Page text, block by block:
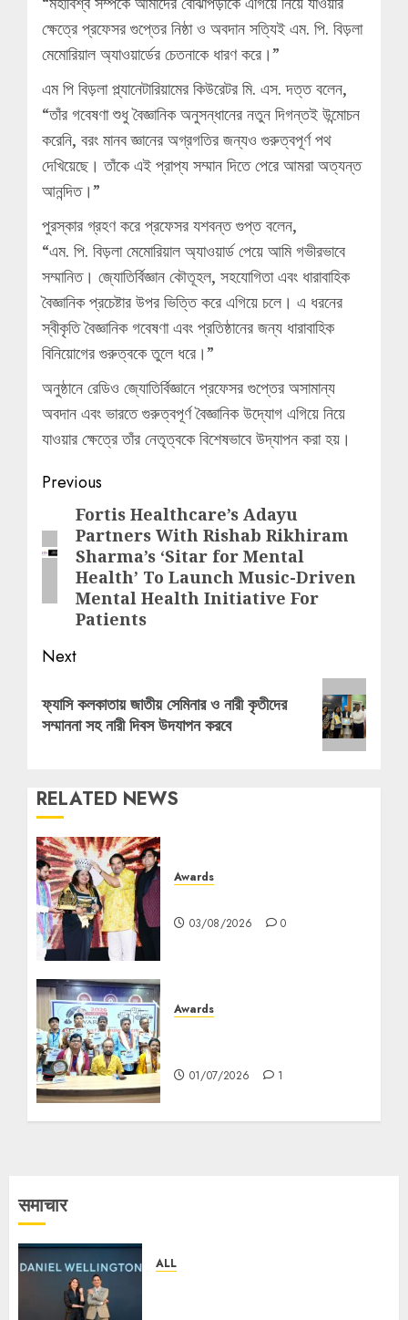
ক্ষেত্রে প্রফেসর গুপ্তের নিষ্ঠা ও অবদান সত্যিই এম. পি. বিড়লা
মেমোরিয়াল অ্যাওয়ার্ডের চেতনাকে ধারণ করে।”
এম পি বিড়লা প্ল্যানেটারিয়ামের কিউরেটর মি. এস. দত্ত বলেন,
“তাঁর গবেষণা শুধু বৈজ্ঞানিক অনুসন্ধানের নতুন দিগন্তই উন্মোচন
করেনি, বরং মানব জ্ঞানের অগ্রগতির জন্যও গুরুত্বপূর্ণ পথ
দেখিয়েছে। তাঁকে এই প্রাপ্য সম্মান দিতে পেরে আমরা অত্যন্ত
আনন্দিত।”
পুরস্কার গ্রহণ করে প্রফেসর যশবন্ত গুপ্ত বলেন,
“এম. পি. বিড়লা মেমোরিয়াল অ্যাওয়ার্ড পেয়ে আমি গভীরভাবে
সম্মানিত। জ্যোতির্বিজ্ঞান কৌতূহল, সহযোগিতা এবং ধারাবাহিক
বৈজ্ঞানিক প্রচেষ্টার উপর ভিত্তি করে এগিয়ে চলে। এ ধরনের
স্বীকৃতি বৈজ্ঞানিক গবেষণা এবং প্রতিষ্ঠানের জন্য ধারাবাহিক
বিনিয়োগের গুরুত্বকে তুলে ধরে।”
অনুষ্ঠানে রেডিও জ্যোতির্বিজ্ঞানে প্রফেসর গুপ্তের অসামান্য
অবদান এবং ভারতে গুরুত্বপূর্ণ বৈজ্ঞানিক উদ্যোগ এগিয়ে নিয়ে
যাওয়ার ক্ষেত্রে তাঁর নেতৃত্বকে বিশেষভাবে উদ্‌যাপন করা হয়।
Post
navigation
Previous
Previous
post:
Fortis Healthcare’s Adayu
Partners With Rishab Rikhiram
Sharma’s ‘Sitar for Mental
Health’ To Launch Music-Driven
Mental Health Initiative For
Patients
Next
Next
post:
ফ্যাসি কলকাতায় জাতীয় সেমিনার ও নারী কৃতীদের
সম্মাননা সহ নারী দিবস উদযাপন করবে
RELATED NEWS
Awards
03/08/2026 0
Awards
01/07/2026 1
समाचार
ALL